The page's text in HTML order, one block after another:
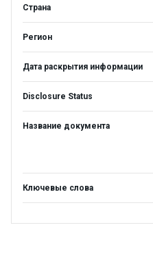
Страна
Регион
Дата раскрытия информации
Disclosure Status
Название документа
Ключевые слова